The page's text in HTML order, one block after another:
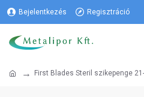
Bejelentkezés Regisztráció
First Blades Steril szikepenge